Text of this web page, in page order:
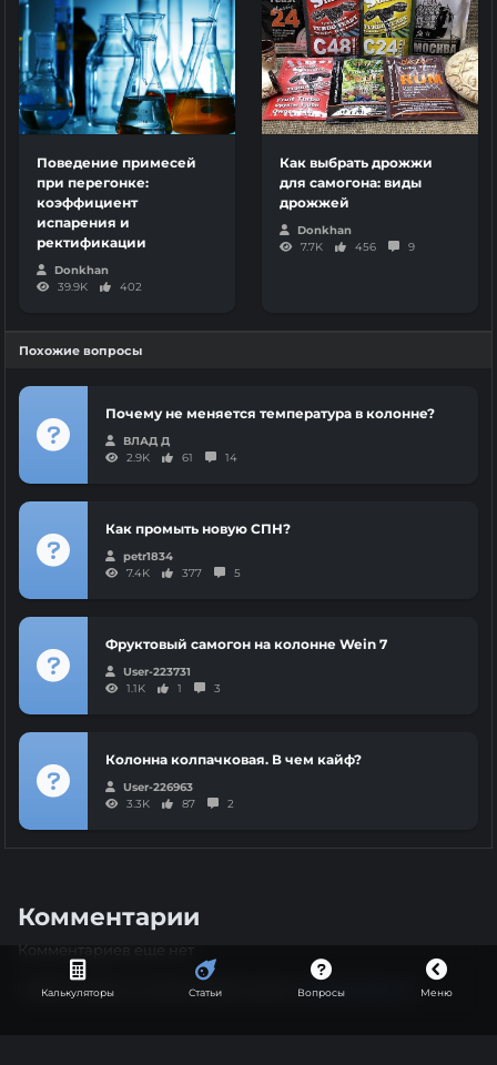
Калькуляторы Статьи Вопросы Меню
Поведение примесей
при перегонке:
коэффициент
испарения и
ректификации
Donkhan
39.9K
402
Как выбрать дрожжи
для самогона: виды
дрожжей
Donkhan
7.7K
456 9
Похожие вопросы
Почему не меняется температура в колонне?
ВЛАД Д
2.9K
61 14
Как промыть новую СПН?
petr1834
7.4K
377 5
Фруктовый самогон на колонне Wein 7
User-223731
1.1K
1 3
Колонна колпачковая. В чем кайф?
User-226963
3.3K
87 2
Комментарии
Комментариев еще нет
Чтобы оставить комментарий нужно авторизоваться